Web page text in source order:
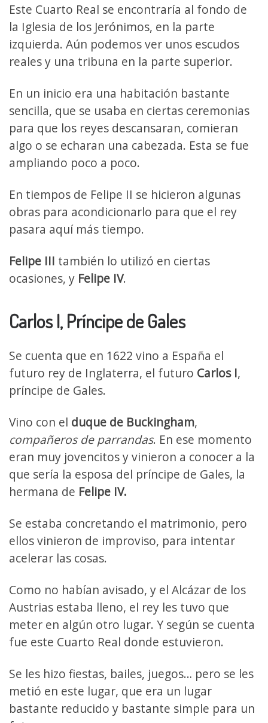
Este Cuarto Real se encontraría al fondo de
la Iglesia de los Jerónimos, en la parte
izquierda. Aún podemos ver unos escudos
reales y una tribuna en la parte superior.
En un inicio era una habitación bastante
sencilla, que se usaba en ciertas ceremonias
para que los reyes descansaran, comieran
algo o se echaran una cabezada. Esta se fue
ampliando poco a poco.
En tiempos de Felipe II se hicieron algunas
obras para acondicionarlo para que el rey
pasara aquí más tiempo.
Felipe III también lo utilizó en ciertas
ocasiones, y Felipe IV.
Carlos I, Príncipe de Gales
Se cuenta que en 1622 vino a España el
futuro rey de Inglaterra, el futuro Carlos I,
príncipe de Gales.
Vino con el duque de Buckingham,
compañeros de parrandas. En ese momento
eran muy jovencitos y vinieron a conocer a la
que sería la esposa del príncipe de Gales, la
hermana de Felipe IV.
Se estaba concretando el matrimonio, pero
ellos vinieron de improviso, para intentar
acelerar las cosas.
Como no habían avisado, y el Alcázar de los
Austrias estaba lleno, el rey les tuvo que
meter en algún otro lugar. Y según se cuenta
fue este Cuarto Real donde estuvieron.
Se les hizo fiestas, bailes, juegos… pero se les
metió en este lugar, que era un lugar
bastante reducido y bastante simple para un